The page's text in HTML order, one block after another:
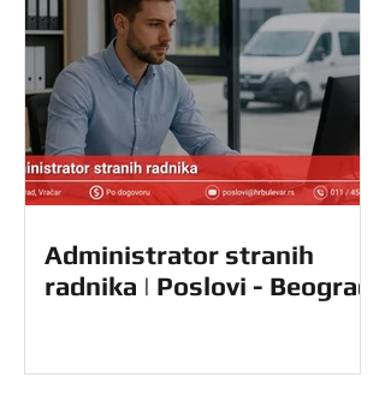
Administrator stranih
radnika | Poslovi - Beograd